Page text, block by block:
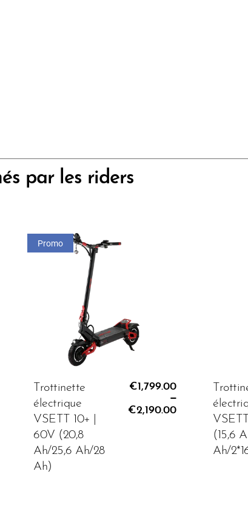
par les riders
Promo
Trottinette
électrique
VSETT 10+ |
60V (20,8
Ah/25,6 Ah/28
Ah)
€1,799.00
–
€2,190.00
Puissance:
€1,999.00
AJOUTER AU PANIER
(15,6
Ah/